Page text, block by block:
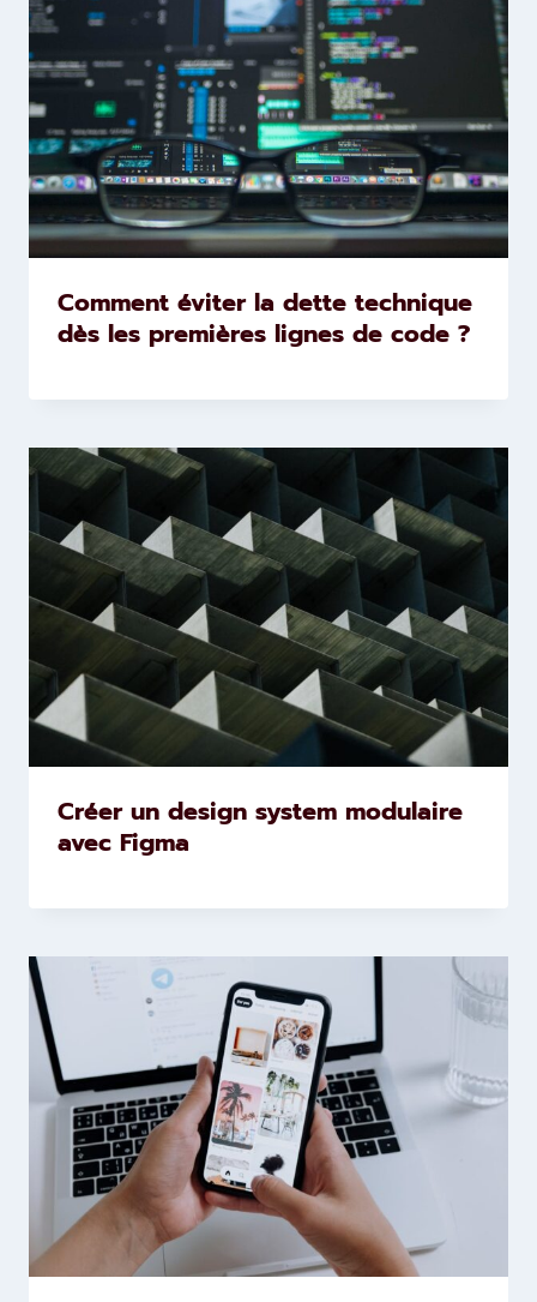
Comment éviter la dette technique
dès les premières lignes de code ?
Créer un design system modulaire
avec Figma